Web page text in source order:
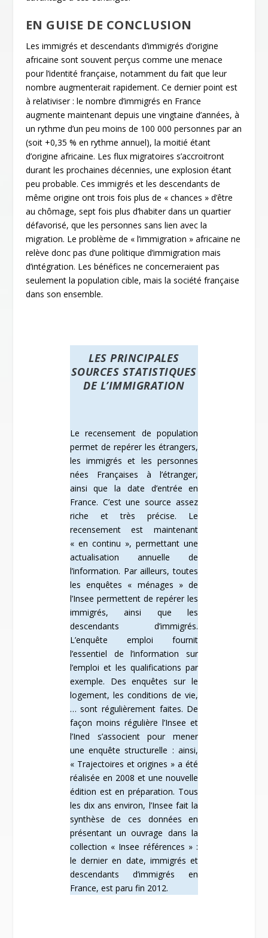
EN GUISE DE CONCLUSION
Les immigrés et descendants d’immigrés d’origine
africaine sont souvent perçus comme une menace
pour l’identité française, notamment du fait que leur
nombre augmenterait rapidement. Ce dernier point est
à relativiser : le nombre d’immigrés en France
augmente maintenant depuis une vingtaine d’années, à
un rythme d’un peu moins de 100 000 personnes par an
(soit +0,35 % en rythme annuel), la moitié étant
d’origine africaine. Les flux migratoires s’accroitront
durant les prochaines décennies, une explosion étant
peu probable. Ces immigrés et les descendants de
même origine ont trois fois plus de « chances » d’être
au chômage, sept fois plus d’habiter dans un quartier
défavorisé, que les personnes sans lien avec la
migration. Le problème de « l’immigration » africaine ne
relève donc pas d’une politique d’immigration mais
d’intégration. Les bénéfices ne concerneraient pas
seulement la population cible, mais la société française
dans son ensemble.
LES PRINCIPALES
SOURCES STATISTIQUES
DE L’IMMIGRATION
Le recensement de population
permet de repérer les étrangers,
les immigrés et les personnes
nées Françaises à l’étranger,
ainsi que la date d’entrée en
France. C’est une source assez
riche et très précise. Le
recensement est maintenant
« en continu », permettant une
actualisation annuelle de
l’information. Par ailleurs, toutes
les enquêtes « ménages » de
l’Insee permettent de repérer les
immigrés, ainsi que les
descendants d’immigrés.
L’enquête emploi fournit
l’essentiel de l’information sur
l’emploi et les qualifications par
exemple. Des enquêtes sur le
logement, les conditions de vie,
… sont régulièrement faites. De
façon moins régulière l’Insee et
l’Ined s’associent pour mener
une enquête structurelle : ainsi,
« Trajectoires et origines » a été
réalisée en 2008 et une nouvelle
édition est en préparation. Tous
les dix ans environ, l’Insee fait la
synthèse de ces données en
présentant un ouvrage dans la
collection « Insee références » :
le dernier en date, immigrés et
descendants d’immigrés en
France, est paru fin 2012.